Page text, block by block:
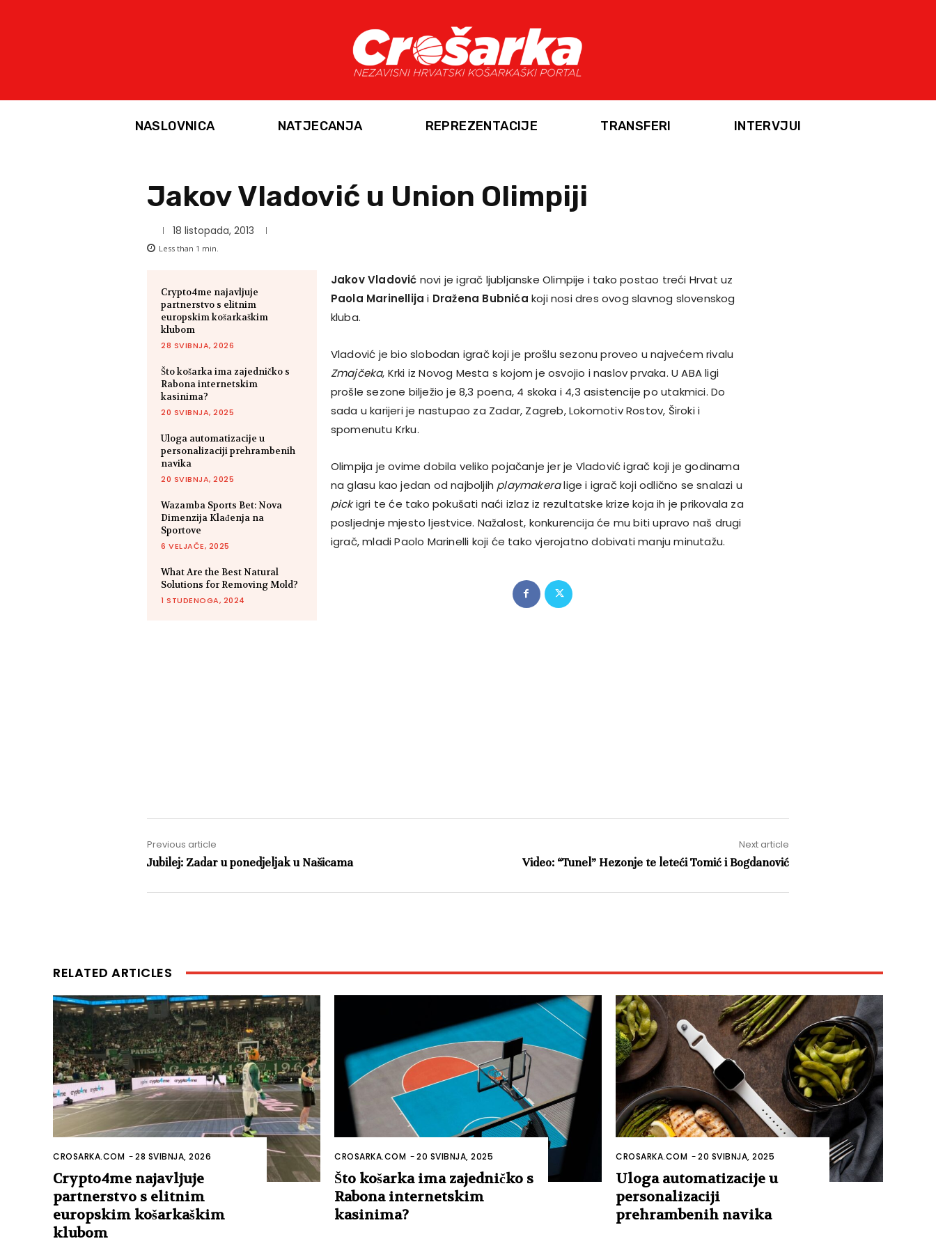
NASLOVNICA NATJECANJA REPREZENTACIJE TRANSFERI INTERVJUI
Jakov Vladović u Union Olimpiji
18 listopada, 2013
Less than 1 min.
Crypto4me najavljuje
partnerstvo s elitnim
europskim košarkaškim
klubom
28 SVIBNJA, 2026
Što košarka ima zajedničko s
Rabona internetskim
kasinima?
20 SVIBNJA, 2025
Uloga automatizacije u
personalizaciji prehrambenih
navika
20 SVIBNJA, 2025
Wazamba Sports Bet: Nova
Dimenzija Klađenja na
Sportove
6 VELJAČE, 2025
What Are the Best Natural
Solutions for Removing Mold?
1 STUDENOGA, 2024
Jakov Vladović novi je igrač ljubljanske Olimpije i tako postao treći Hrvat uz
Paola Marinellija i Dražena Bubnića koji nosi dres ovog slavnog slovenskog
kluba.
Vladović je bio slobodan igrač koji je prošlu sezonu proveo u najvećem rivalu
Zmajčeka, Krki iz Novog Mesta s kojom je osvojio i naslov prvaka. U ABA ligi
prošle sezone bilježio je 8,3 poena, 4 skoka i 4,3 asistencije po utakmici. Do
sada u karijeri je nastupao za Zadar, Zagreb, Lokomotiv Rostov, Široki i
spomenutu Krku.
Olimpija je ovime dobila veliko pojačanje jer je Vladović igrač koji je godinama
na glasu kao jedan od najboljih playmakeralige i igrač koji odlično se snalazi u
pickigri te će tako pokušati naći izlaz iz rezultatske krize koja ih je prikovala za
posljednje mjesto ljestvice. Nažalost, konkurencija će mu biti upravo naš drugi
igrač, mladi Paolo Marinelli koji će tako vjerojatno dobivati manju minutažu.
Previous article
Jubilej: Zadar u ponedjeljak u Našicama
Next article
Video: “Tunel” Hezonje te leteći Tomić i Bogdanović
RELATED ARTICLES
CROSARKA.COM -28 SVIBNJA, 2026
Crypto4me najavljuje
partnerstvo s elitnim
europskim košarkaškim
klubom
CROSARKA.COM -20 SVIBNJA, 2025
Što košarka ima zajedničko s
Rabona internetskim
kasinima?
CROSARKA.COM -20 SVIBNJA, 2025
Uloga automatizacije u
personalizaciji
prehrambenih navika